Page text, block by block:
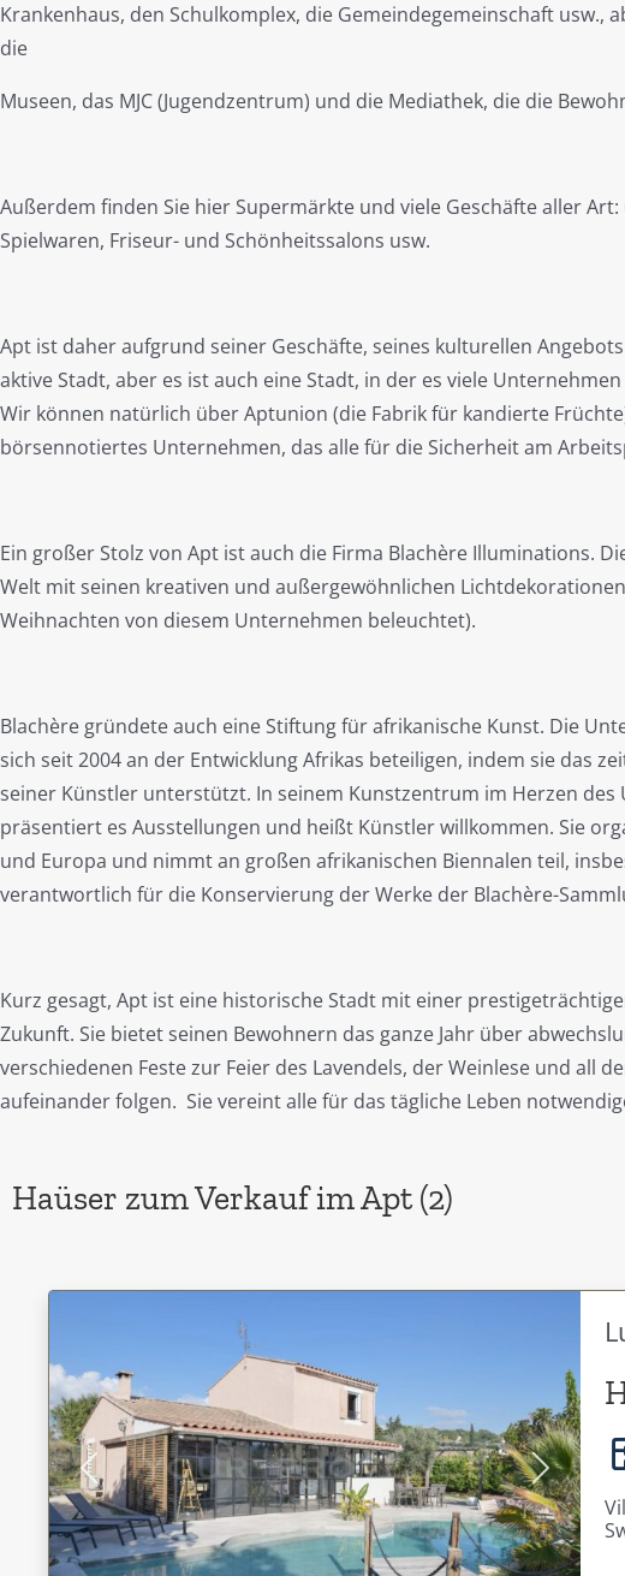
Krankenhaus, den Schulkomplex, die Gemeindegemeinschaft usw.,
die
Museen, das MJC (Jugendzentrum) und die Mediathek, die die
Außerdem finden Sie hier Supermärkte und viele Geschäfte aller
Spielwaren, Friseur- und Schönheitssalons usw.
Apt ist daher aufgrund seiner Geschäfte, seines kulturellen
aktive Stadt, aber es ist auch eine Stadt, in der es viele
Wir können natürlich über Aptunion (die Fabrik für kandierte
börsennotiertes Unternehmen, das alle für die Sicherheit am
Ein großer Stolz von Apt ist auch die Firma Blachère Illuminations.
Welt mit seinen kreativen und außergewöhnlichen
Weihnachten von diesem Unternehmen beleuchtet).
Blachère gründete auch eine Stiftung für afrikanische Kunst. Die
sich seit 2004 an der Entwicklung Afrikas beteiligen, indem sie das
seiner Künstler unterstützt. In seinem Kunstzentrum im Herzen
präsentiert es Ausstellungen und heißt Künstler willkommen. Sie
und Europa und nimmt an großen afrikanischen Biennalen teil,
verantwortlich für die Konservierung der Werke der Blachère-
Kurz gesagt, Apt ist eine historische Stadt mit einer
Zukunft. Sie bietet seinen Bewohnern das ganze Jahr über
verschiedenen Feste zur Feier des Lavendels, der Weinlese und all
aufeinander folgen. Sie vereint alle für das tägliche Leben
Haüser zum Verkauf im Apt (2)
Previous Next